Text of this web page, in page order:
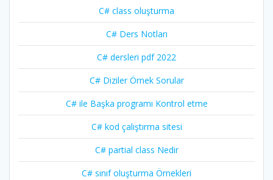
C# class oluşturma
C# Ders Notları
C# dersleri pdf 2022
C# Diziler Örnek Sorular
C# ile Başka programı Kontrol etme
C# kod çalıştırma sitesi
C# partial class Nedir
C# sınıf oluşturma Örnekleri